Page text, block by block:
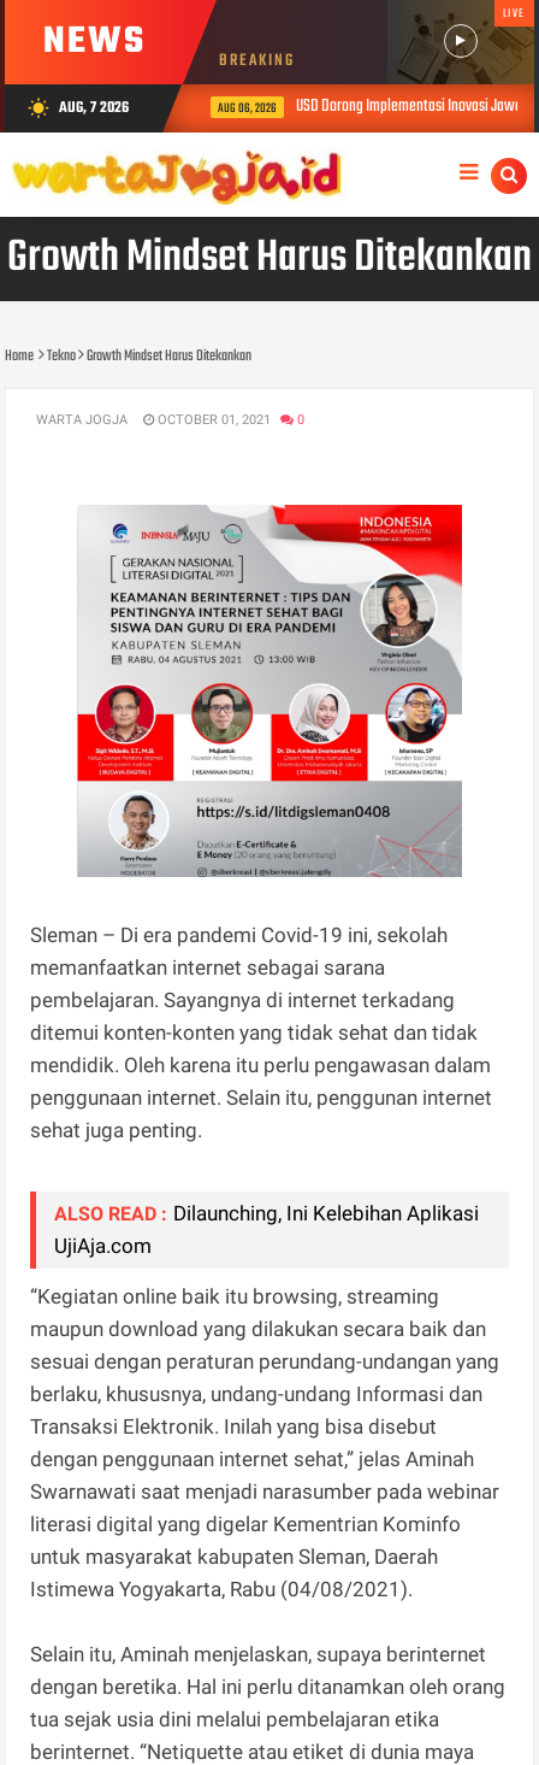
NEWS BREAKING
LIVE
wb_sunny AUG, 7 2026 AUG 06, 2026 USD Dorong Implementasi Inovasi
Growth Mindset Harus Ditekankan
Home Tekno Growth Mindset Harus Ditekankan
WARTA JOGJA OCTOBER 01, 2021 0
Sleman – Di era pandemi Covid-19 ini, sekolah
memanfaatkan internet sebagai sarana
pembelajaran. Sayangnya di internet terkadang
ditemui konten-konten yang tidak sehat dan tidak
mendidik. Oleh karena itu perlu pengawasan dalam
penggunaan internet. Selain itu, penggunan internet
sehat juga penting.
ALSO READ : Dilaunching, Ini Kelebihan Aplikasi
UjiAja.com
“Kegiatan online baik itu browsing, streaming
maupun download yang dilakukan secara baik dan
sesuai dengan peraturan perundang-undangan yang
berlaku, khususnya, undang-undang Informasi dan
Transaksi Elektronik. Inilah yang bisa disebut
dengan penggunaan internet sehat,” jelas Aminah
Swarnawati saat menjadi narasumber pada webinar
literasi digital yang digelar Kementrian Kominfo
untuk masyarakat kabupaten Sleman, Daerah
Istimewa Yogyakarta, Rabu (04/08/2021).
Selain itu, Aminah menjelaskan, supaya berinternet
dengan beretika. Hal ini perlu ditanamkan oleh orang
tua sejak usia dini melalui pembelajaran etika
berinternet. “Netiquette atau etiket di dunia maya